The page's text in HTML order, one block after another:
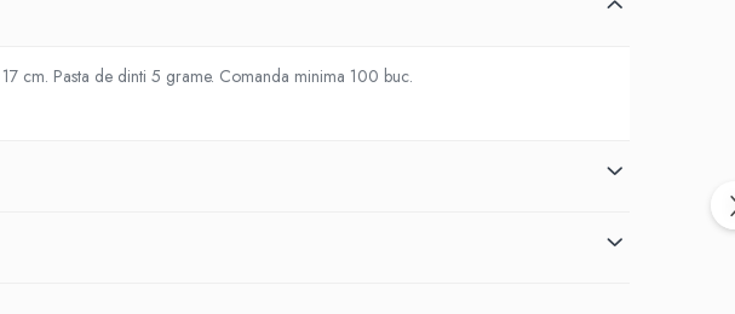
cm. Pasta de dinti 5 grame. Comanda minima 100 buc.